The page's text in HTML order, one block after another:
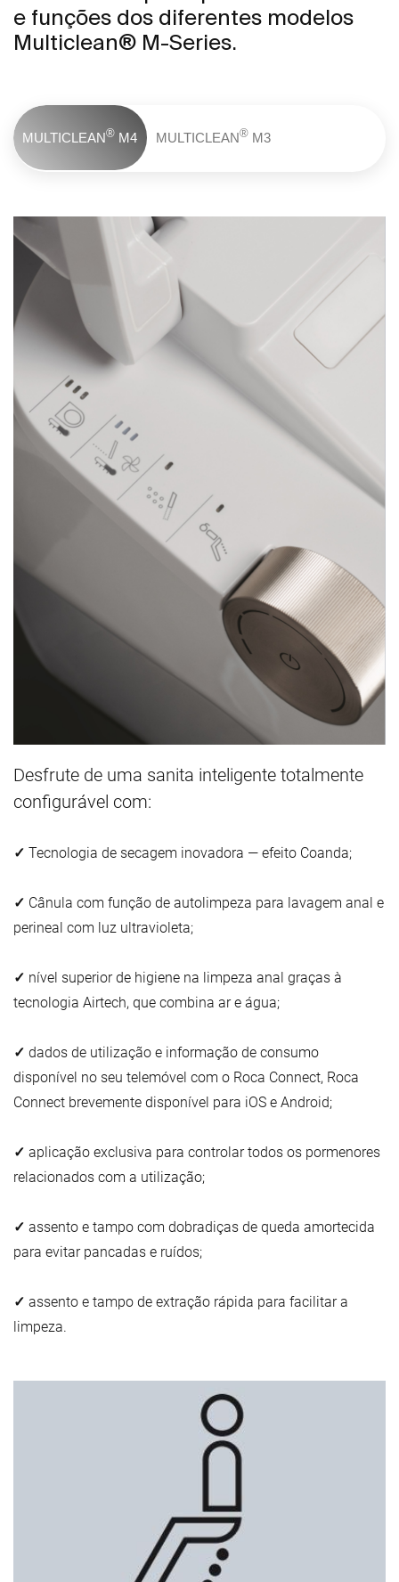
e funções dos diferentes modelos
Multiclean® M-Series.
MULTICLEAN® M4 MULTICLEAN® M3
Desfrute de uma sanita inteligente totalmente
configurável com:
✓ Tecnologia de secagem inovadora — efeito Coanda;
✓ Cânula com função de autolimpeza para lavagem anal e
perineal com luz ultravioleta;
✓ nível superior de higiene na limpeza anal graças à
tecnologia Airtech, que combina ar e água;
✓ dados de utilização e informação de consumo
disponível no seu telemóvel com o Roca Connect, Roca
Connect brevemente disponível para iOS e Android;
✓ aplicação exclusiva para controlar todos os pormenores
relacionados com a utilização;
✓ assento e tampo com dobradiças de queda amortecida
para evitar pancadas e ruídos;
✓ assento e tampo de extração rápida para facilitar a
limpeza.